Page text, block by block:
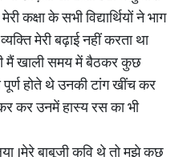
कक्षा के सभी विद्यार्थियों ने भाग
मेरी बढ़ाई नहीं करता था
मैं खाली समय में बैठकर कुछ
होते थे उनकी टांग खींच कर
कर उनमें हास्य रस का भी